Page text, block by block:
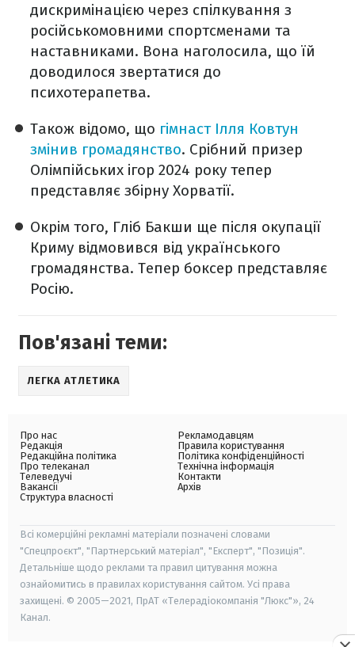
дискримінацією через спілкування з
російськомовними спортсменами та
наставниками. Вона наголосила, що їй
доводилося звертатися до
психотерапетва.
Також відомо, що гімнаст Ілля Ковтун
змінив громадянство. Срібний призер
Олімпійських ігор 2024 року тепер
представляє збірну Хорватії.
Окрім того, Гліб Бакши ще після окупації
Криму відмовився від українського
громадянства. Тепер боксер представляє
Росію.
Пов'язані теми:
ЛЕГКА АТЛЕТИКА
Про нас
Редакція
Редакційна політика
Про телеканал
Телеведучі
Вакансії
Структура власності
Рекламодавцям
Правила користування
Політика конфіденційності
Технічна інформація
Контакти
Архів
Всі комерційні рекламні матеріали позначені словами
"Спецпроєкт", "Партнерський матеріал", "Експерт", "Позиція".
Детальніше щодо реклами та правил цитування можна
ознайомитись в правилах користування сайтом. Усі права
захищені. © 2005—2021, ПрАТ «Телерадіокомпанія "Люкс"», 24
Канал.